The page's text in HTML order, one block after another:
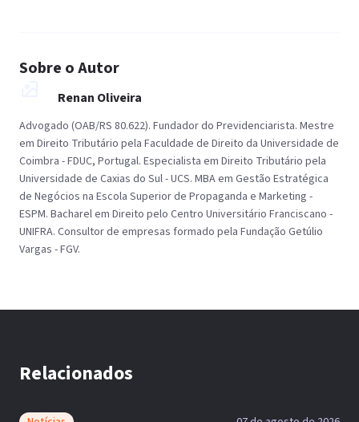
Sobre o Autor
Renan Oliveira
Advogado (OAB/RS 80.622). Fundador do Previdenciarista. Mestre
em Direito Tributário pela Faculdade de Direito da Universidade de
Coimbra - FDUC, Portugal. Especialista em Direito Tributário pela
Universidade de Caxias do Sul - UCS. MBA em Gestão Estratégica
de Negócios na Escola Superior de Propaganda e Marketing -
ESPM. Bacharel em Direito pelo Centro Universitário Franciscano -
UNIFRA. Consultor de empresas formado pela Fundação Getúlio
Vargas - FGV.
Relacionados